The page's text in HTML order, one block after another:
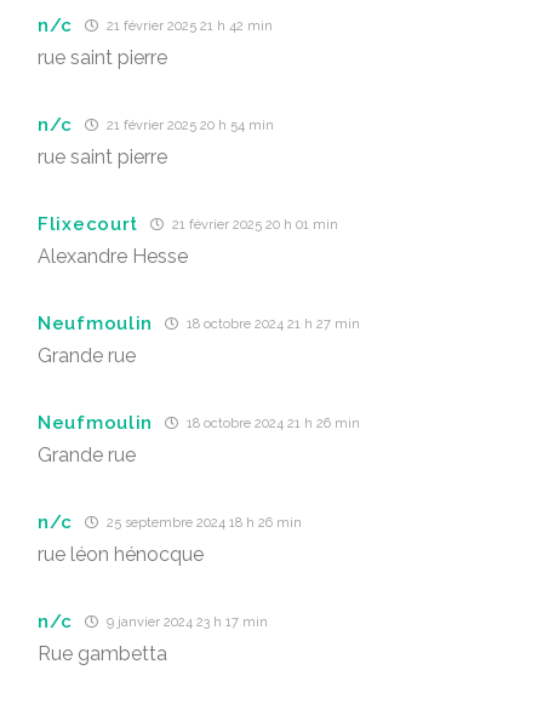
n/c 21 février 2025 21 h 42 min
rue saint pierre
n/c 21 février 2025 20 h 54 min
rue saint pierre
Flixecourt 21 février 2025 20 h 01 min
Alexandre Hesse
Neufmoulin 18 octobre 2024 21 h 27 min
Grande rue
Neufmoulin 18 octobre 2024 21 h 26 min
Grande rue
n/c 25 septembre 2024 18 h 26 min
rue léon hénocque
n/c 9 janvier 2024 23 h 17 min
Rue gambetta